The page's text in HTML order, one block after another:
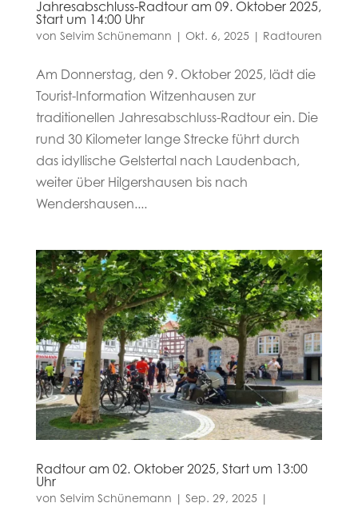
Jahresabschluss-Radtour am 09. Oktober 2025,
Start um 14:00 Uhr
von Selvim Schünemann Okt. 6, 2025 Radtouren
Am Donnerstag, den 9. Oktober 2025, lädt die
Tourist-Information Witzenhausen zur
traditionellen Jahresabschluss-Radtour ein. Die
rund 30 Kilometer lange Strecke führt durch
das idyllische Gelstertal nach Laudenbach,
weiter über Hilgershausen bis nach
Wendershausen....
Radtour am 02. Oktober 2025, Start um 13:00
Uhr
von Selvim Schünemann Sep. 29, 2025